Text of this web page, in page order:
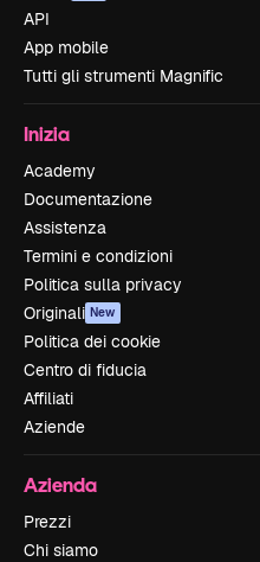
API
App mobile
Tutti gli strumenti Magnific
Inizia
Academy
Documentazione
Assistenza
Termini e condizioni
Politica sulla privacy
Originali New
Politica dei cookie
Centro di fiducia
Affiliati
Aziende
Azienda
Prezzi
Chi siamo